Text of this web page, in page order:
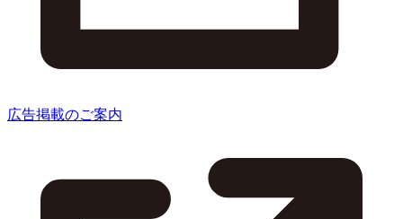
広告掲載のご案内